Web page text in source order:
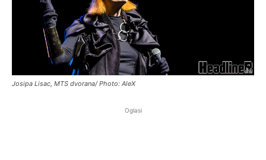
Josipa Lisac, MTS dvorana/ Photo: AleX
Oglasi